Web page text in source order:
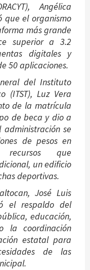
Angélica
que el organismo
más grande
superior a 3.2
digitales y
50 aplicaciones.
del Instituto
(ITST), Luz Vera
de la matrícula
de beca y dio a
se
de pesos en
recursos que
un edificio
deportivas.
José Luis
el respaldo del
educación,
la coordinación
estatal para
de las